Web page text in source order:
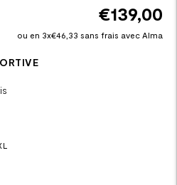
€139,00
ou en 3x€46,33 sans frais avec Alma